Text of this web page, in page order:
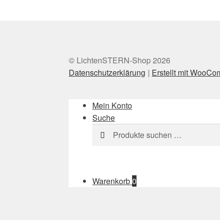
© LichtenSTERN-Shop 2026
Datenschutzerklärung
Erstellt mit
Mein Konto
Suche
Suchen
nach:
Suchen
Warenkorb0